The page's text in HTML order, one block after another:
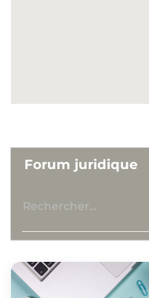
Forum juridique